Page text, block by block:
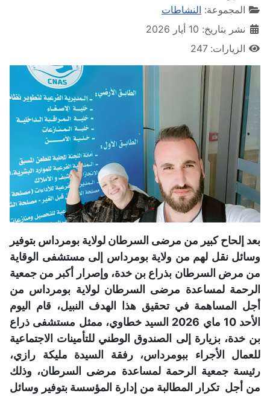
المجموعة: النشاطات
نشر بتاريخ: 10 أيار 2026
الزيارات: 247
بعد إلحاح كبير من مرضى السرطان لولاية بومرداس بتوفير
وسائل نقل لهم من ولاية بومرداس إلى مستشفى الوقاية
من مرض السرطان بذراع بن خدة، وإصرار أكبر من جمعية
الرحمة لمساعدة مرضى السرطان لولاية بومرداس من
أجل المساهمة في تحقيق هذا الهدف النبيل، قام اليوم
الأحد 10 ماي 2026 السيد خطاوي، ممثل مستشفى ذراع
بن خدة، بزيارة إلى الصندوق الوطني للتأمينات الاجتماعية
للعمال الأجراء ببومرداس، رفقة السيدة مليكة رازي،
رئيسة جمعية الرحمة لمساعدة مرضى السرطان، وذلك
من أجل تكرار المطالبة من إدارة المؤسسة بتوفير وسائل